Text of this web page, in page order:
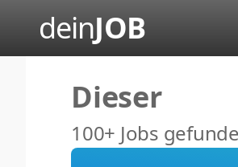
deinJOB
Dieser
100+ Jobs